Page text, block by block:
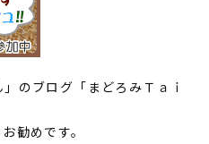
のブログ「まどろみＴａｉ
勧めです。